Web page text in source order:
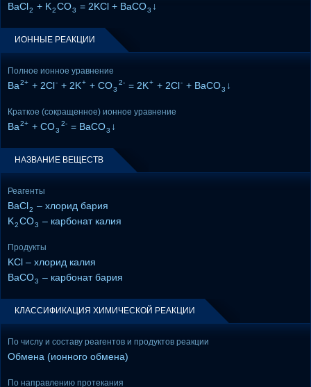
BaCl2 + K2CO3 = 2KCl + BaCO3 ↓
ИОННЫЕ РЕАКЦИИ
Полное ионное уравнение
Ba2+ + 2Cl- + 2K+ + CO3
2- = 2K+ + 2Cl- + BaCO3 ↓
Краткое (сокращенное) ионное уравнение
Ba2+ + CO3
2- = BaCO3 ↓
НАЗВАНИЕ ВЕЩЕСТВ
Реагенты
BaCl2 – хлорид бария
K2CO3 – карбонат калия
Продукты
KCl – хлорид калия
BaCO3 – карбонат бария
КЛАССИФИКАЦИЯ ХИМИЧЕСКОЙ РЕАКЦИИ
По числу и составу реагентов и продуктов реакции
Обмена (ионного обмена)
По направлению протекания